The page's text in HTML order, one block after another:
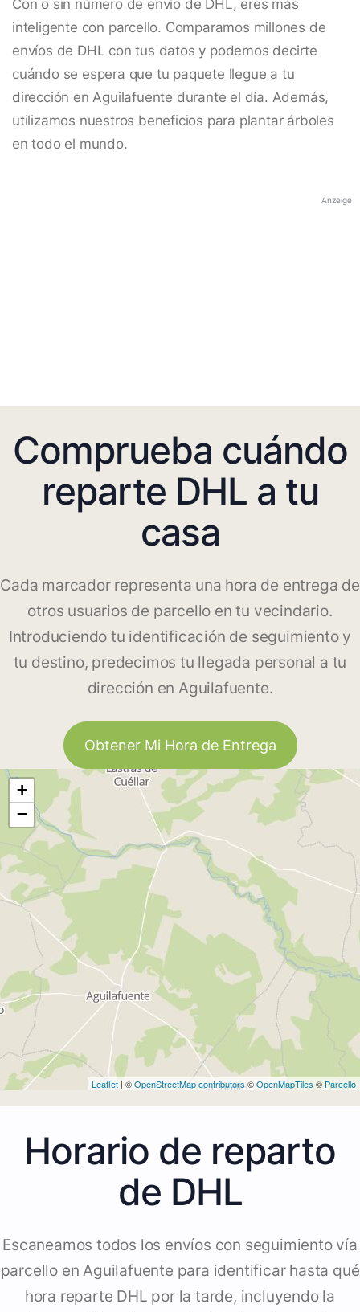
Con o sin número de envío de DHL, eres más
inteligente con parcello. Comparamos millones de
envíos de DHL con tus datos y podemos decirte
cuándo se espera que tu paquete llegue a tu
dirección en Aguilafuente durante el día. Además,
utilizamos nuestros beneficios para plantar árboles
en todo el mundo.
Anzeige
Comprueba cuándo
reparte DHL a tu
casa
Cada marcador representa una hora de entrega de
otros usuarios de parcello en tu vecindario.
Introduciendo tu identificación de seguimiento y
tu destino, predecimos tu llegada personal a tu
dirección en Aguilafuente.
Obtener Mi Hora de Entrega
+
−
Leaflet | ©OpenStreetMap contributors©OpenMapTiles © Parcello
Horario de reparto
de DHL
Escaneamos todos los envíos con seguimiento vía
parcello en Aguilafuente para identificar hasta qué
hora reparte DHL por la tarde, incluyendo la